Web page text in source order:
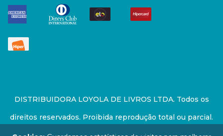
DISTRIBUIDORA LOYOLA DE LIVROS LTDA. Todos os
direitos reservados. Proibida reprodução total ou parcial.